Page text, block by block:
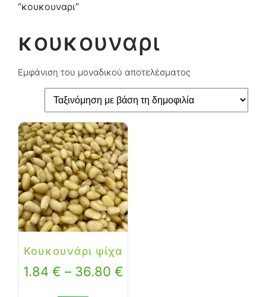
“κουκουναρι”
κουκουναρι
Εμφάνιση του μοναδικού αποτελέσματος
Κουκουνάρι ψίχα
1.84 € – 36.80 €